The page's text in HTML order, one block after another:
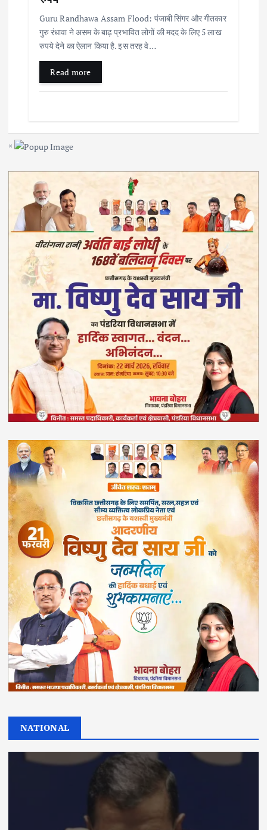
Guru Randhawa Assam Flood: पंजाबी सिंगर और गीतकार
गुरु रंधावा ने असम के बाढ़ प्रभावित लोगों की मदद के लिए 5 लाख
रुपये देने का ऐलान किया है. इस तरह वे…
Read more
×
NATIONAL